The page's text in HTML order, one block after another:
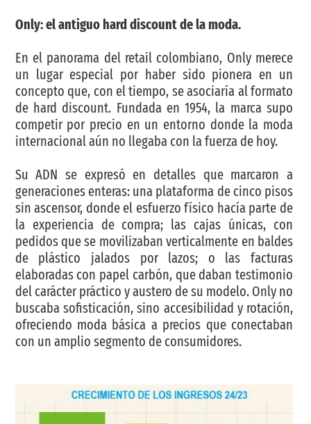
Only: el antiguo hard discount de la moda.
En el panorama del retail colombiano, Only merece
un lugar especial por haber sido pionera en un
concepto que, con el tiempo, se asociaría al formato
de hard discount. Fundada en 1954, la marca supo
competir por precio en un entorno donde la moda
internacional aún no llegaba con la fuerza de hoy.
Su ADN se expresó en detalles que marcaron a
generaciones enteras: una plataforma de cinco pisos
sin ascensor, donde el esfuerzo físico hacía parte de
la experiencia de compra; las cajas únicas, con
pedidos que se movilizaban verticalmente en baldes
de plástico jalados por lazos; o las facturas
elaboradas con papel carbón, que daban testimonio
del carácter práctico y austero de su modelo. Only no
buscaba sofisticación, sino accesibilidad y rotación,
ofreciendo moda básica a precios que conectaban
con un amplio segmento de consumidores.